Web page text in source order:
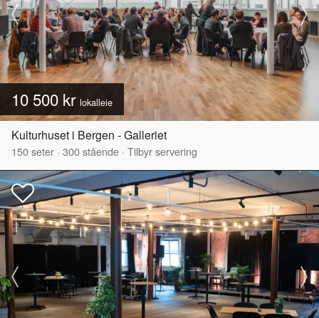
10 500 kr lokalleie
Kulturhuset i Bergen - Galleriet
150seter · 300stående · Tilbyr servering